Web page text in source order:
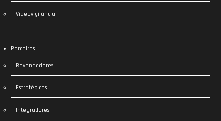
Videovigilância
Parceiros
Revendedores
Estratégicos
Integradores